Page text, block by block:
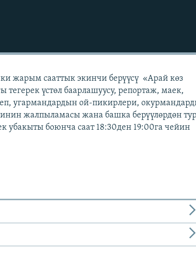
жарым сааттык экинчи берүүсү «Арай көз
тегерек үстөл баарлашуусу, репортаж, маек,
угармандардын ой-пикирлери,
жалпыламасы жана башка берүүлөрдөн
убакыты боюнча саат 18:30ден 19:00га чейин